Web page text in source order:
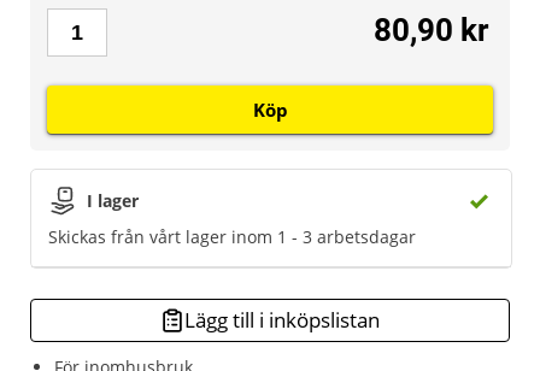
I lager
Skickas från vårt lager inom 1 - 3 arbetsdagar
80,90 kr
Köp
Lägg till i inköpslistan